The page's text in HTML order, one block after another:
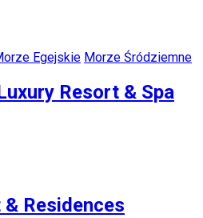
Egejskie Morze Śródziemne
Resort & Spa
Residences